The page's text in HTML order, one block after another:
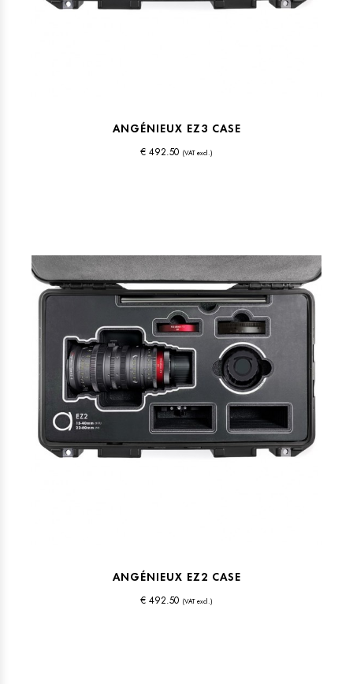
ANGÉNIEUX EZ3 CASE
€ 492.50 (VAT excl.)
ANGÉNIEUX EZ2 CASE
€ 492.50 (VAT excl.)